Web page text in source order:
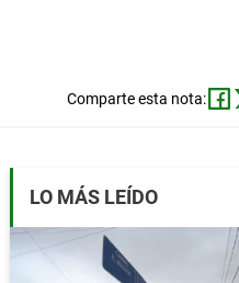
Comparte esta nota:
LO MÁS LEÍDO